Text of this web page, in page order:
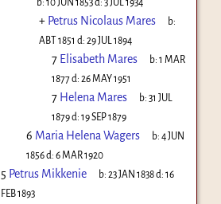
+ Petrus Nicolaus Mares
b:
ABT 1851 d: 29 JUL 1894
7 Elisabeth Mares b:1 MAR
1877d: 26 MAY 1951
7 Helena Mares b:31 JUL
1879d: 19 SEP 1879
6 Maria Helena Wagers b:4 JUN
1856d: 6 MAR 1920
5 Petrus Mikkenie b:23 JAN 1838d:16
FEB 1893